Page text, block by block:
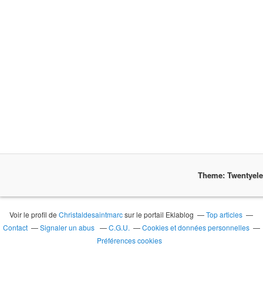
Theme:
Voir le profil deChristaldesaintmarcsur le portail Eklablog
Top articles
Contact
Signaler un abus C.G.U.
Cookies et données personnelles
Préférences cookies